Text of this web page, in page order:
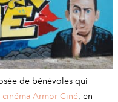
IE
de bénévoles qui
cinéma Armor Ciné, en